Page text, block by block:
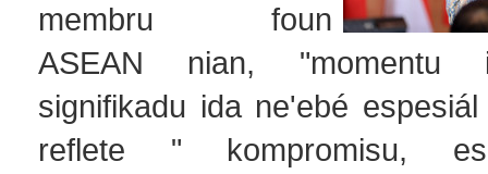
membru foun
ASEAN nian, "momentu
signifikadu ida ne'ebé
reflete " kompromisu,